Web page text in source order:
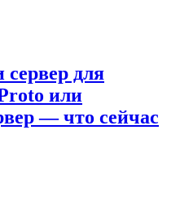
для
или
— что сейчас